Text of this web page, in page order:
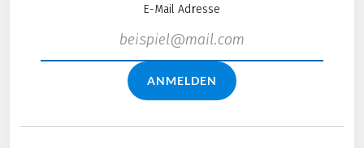
E-Mail Adresse
ANMELDEN